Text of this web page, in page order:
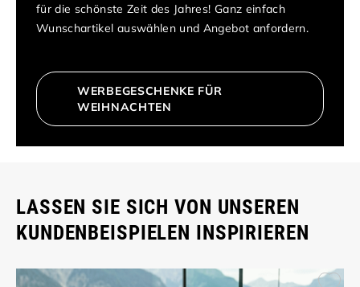
für die schönste Zeit des Jahres! Ganz einfach
Wunschartikel auswählen und Angebot anfordern.
WERBEGESCHENKE FÜR
WEIHNACHTEN
LASSEN SIE SICH VON UNSEREN
KUNDENBEISPIELEN INSPIRIEREN